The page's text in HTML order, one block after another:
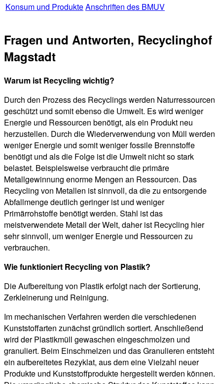
Konsum und ProdukteAnschriften des BMUV
Fragen und Antworten, Recyclinghof
Magstadt
Warum ist Recycling wichtig?
Durch den Prozess des Recyclings werden Naturressourcen
geschützt und somit ebenso die Umwelt. Es wird weniger
Energie und Ressourcen benötigt, als ein Produkt neu
herzustellen. Durch die Wiederverwendung von Müll werden
weniger Energie und somit weniger fossile Brennstoffe
benötigt und als die Folge ist die Umwelt nicht so stark
belastet. Beispielsweise verbraucht die primäre
Metallgewinnung enorme Mengen an Ressourcen. Das
Recycling von Metallen ist sinnvoll, da die zu entsorgende
Abfallmenge deutlich geringer ist und weniger
Primärrohstoffe benötigt werden. Stahl ist das
meistverwendete Metall der Welt, daher ist Recycling hier
sehr sinnvoll, um weniger Energie und Ressourcen zu
verbrauchen.
Wie funktioniert Recycling von Plastik?
Die Aufbereitung von Plastik erfolgt nach der Sortierung,
Zerkleinerung und Reinigung.
Im mechanischen Verfahren werden die verschiedenen
Kunststoffarten zunächst gründlich sortiert. Anschließend
wird der Plastikmüll gewaschen eingeschmolzen und
granuliert. Beim Einschmelzen und das Granulieren entsteht
ein aufbereitetes Rezyklat, aus dem eine Vielzahl neuer
Produkte und Kunststoffprodukte hergestellt werden können.